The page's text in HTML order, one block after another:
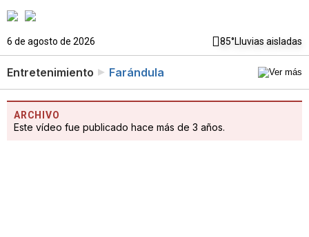
6 de agosto de 2026 85°Lluvias aisladas
Entretenimiento Farándula
ARCHIVO
Este vídeo fue publicado hace más de 3 años.